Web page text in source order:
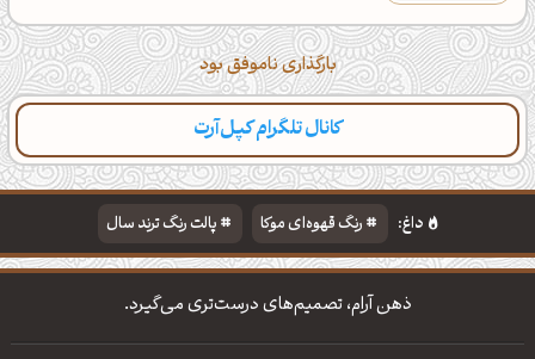
بارگذاری ناموفق بود
کانال تلگرام کپل‌آرت
داغ: رنگ قهوه‌ای موکا
پالت رنگ ترند سال
دانلود والپیپر مذهبی
تایپوگرافی شعر مولانا
ذهن آرام، تصمیم‌های درست‌تری می‌گیرد.